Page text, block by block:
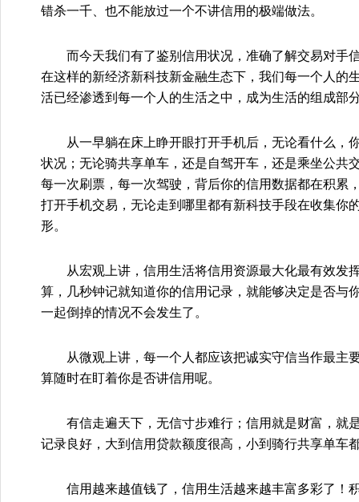
错杀一千、也不能放过一个不讲信用的极端做法。
而今天我们有了鉴别信用状况，准确了解交易对手
在这样的新经济新科技新金融生态下，我们每一个人的
活已经渗透到每一个人的生活之中，成为生活的组成部
从一早躺在床上睁开眼打开手机后，无论看什么，
状况；无论骑共享单车，还是自驾开车，还是乘坐公共
每一次刷票，每一次驾驶，背后你的信用数据都在积累
打开手机交易，无论走到哪里都有新科技手段在收集你
形。
从宏观上讲，信用生活将信用资源最大化最有效发
算，几秒钟记就知道你的信用记录，就能够决定是否与
一起倒掉的情况不会发生了。
从微观上讲，每一个人都应该把诚实守信当作最主
算随时在盯着你是否讲信用呢。
有信走遍天下，无信寸步难行；信用就是财富，就
记录良好，大到信用贷款额度很高，小到骑行共享单车
信用越来越值钱了，信用生活越来越丰富多彩了！